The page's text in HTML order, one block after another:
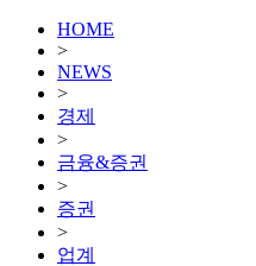
HOME
>
NEWS
>
경제
>
금융&증권
>
증권
>
업계